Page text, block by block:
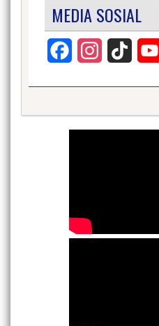
MEDIA SOSIAL
Facebook InstagramTikTok